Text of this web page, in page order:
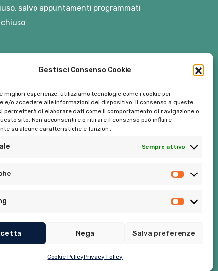
Gestisci Consenso Cookie
migliori esperienze, utilizziamo tecnologie come i cookie per
e/o accedere alle informazioni del dispositivo. Il consenso a queste
permetterà di elaborare dati come il comportamento di navigazione o
sito. Non acconsentire o ritirare il consenso può influire
su alcune caratteristiche e funzioni.
Sempre attivo
Nega Salva preferenze
Cookie PolicyPrivacy Policy
salvo appuntamenti programmati
Privacy Policy
Sito realizzato daMG Group Italia